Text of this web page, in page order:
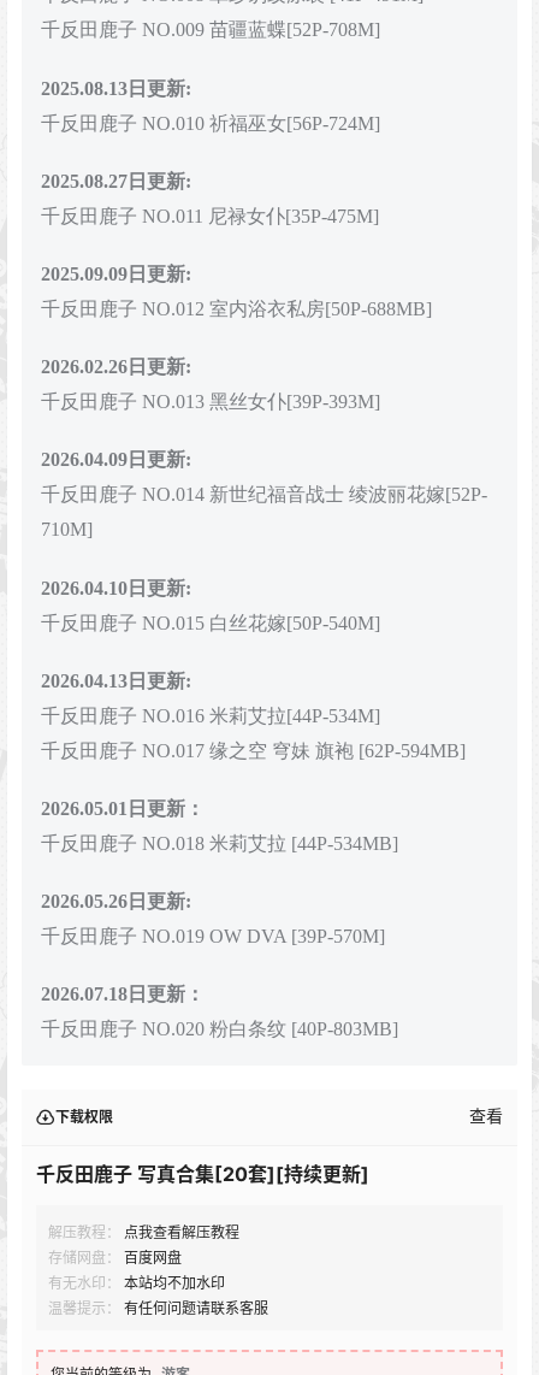
千反田鹿子 NO.009 苗疆蓝蝶[52P-708M]
2025.08.13日更新:
千反田鹿子 NO.010 祈福巫女[56P-724M]
2025.08.27日更新:
千反田鹿子 NO.011 尼禄女仆[35P-475M]
2025.09.09日更新:
千反田鹿子 NO.012 室内浴衣私房[50P-688MB]
2026.02.26日更新:
千反田鹿子 NO.013 黑丝女仆[39P-393M]
2026.04.09日更新:
千反田鹿子 NO.014 新世纪福音战士 绫波丽花嫁[52P-
710M]
2026.04.10日更新:
千反田鹿子 NO.015 白丝花嫁[50P-540M]
2026.04.13日更新:
千反田鹿子 NO.016 米莉艾拉[44P-534M]
千反田鹿子 NO.017 缘之空 穹妹 旗袍 [62P-594MB]
2026.05.01日更新：
千反田鹿子 NO.018 米莉艾拉 [44P-534MB]
2026.05.26日更新:
千反田鹿子 NO.019 OW DVA [39P-570M]
2026.07.18日更新：
千反田鹿子 NO.020 粉白条纹 [40P-803MB]
下载权限 查看
千反田鹿子 写真合集[20套][持续更新]
解压教程：
点我查看解压教程
存储网盘：
百度网盘
有无水印：
本站均不加水印
温馨提示：
有任何问题请联系客服